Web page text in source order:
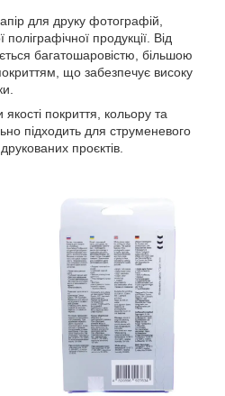
для друку фотографій,
продукції. Від
багатошаровістю, більшою
що забезпечує високу
покриття, кольору та
підходить для струменевого
проєктів.